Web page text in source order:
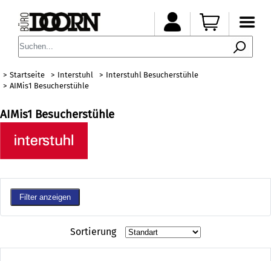
Startseite Interstuhl
Interstuhl Besucherstühle
AIMis1 Besucherstühle
AIMis1 Besucherstühle
Filter anzeigen
Sortierung